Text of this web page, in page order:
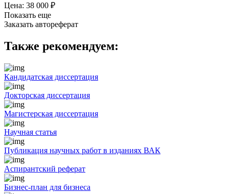
Цена: 38 000 ₽
Показать еще
Заказать автореферат
Также рекомендуем:
Кандидатская диссертация
Докторская диссертация
Магистерская диссертация
Научная статья
Публикация научных работ в изданиях ВАК
Аспирантский реферат
Бизнес-план для бизнеса